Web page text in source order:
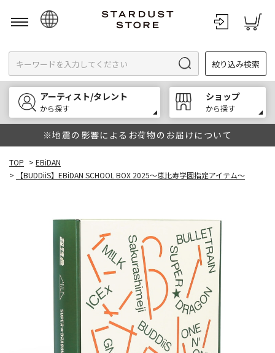
English
한국어
中文
絞り込み検索
アーティスト/タレント
から探す
ショップ
から探す
※地震の影響によるお荷物のお届けについて
TOP > EBiDAN
>
【BUDDiiS】EBiDAN SCHOOL BOX 2025～恵比寿学園指定アイテム～